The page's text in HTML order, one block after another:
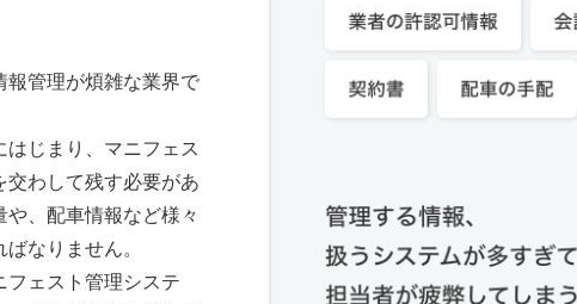
報管理が煩雑な業界で
じまり、マニフェス
交わして残す必要があ
、配車情報など様々
なりません。
フェスト管理システ